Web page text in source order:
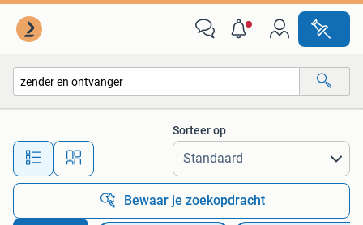
Alle afstanden…
Sorteer op
Bewaar je zoekopdracht